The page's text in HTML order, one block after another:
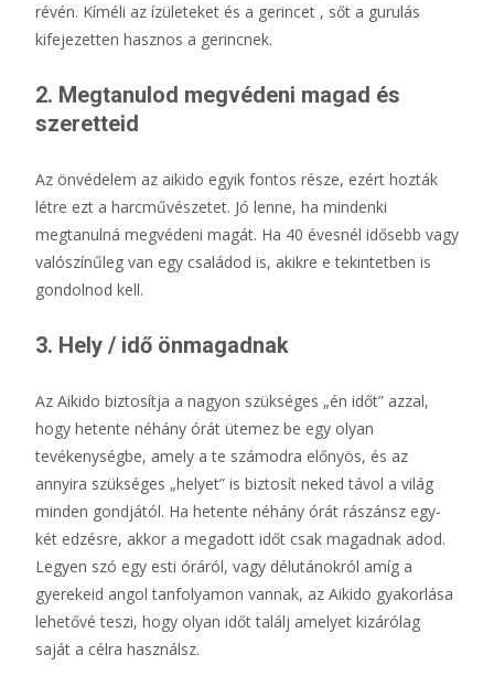
révén. Kíméli az ízületeket és a gerincet , sőt a gurulás
kifejezetten hasznos a gerincnek.
2. Megtanulod megvédeni magad és
szeretteid
Az önvédelem az aikido egyik fontos része, ezért hozták
létre ezt a harcművészetet. Jó lenne, ha mindenki
megtanulná megvédeni magát. Ha 40 évesnél idősebb vagy
valószínűleg van egy családod is, akikre e tekintetben is
gondolnod kell.
3. Hely / idő önmagadnak
Az Aikido biztosítja a nagyon szükséges „én időt” azzal,
hogy hetente néhány órát ütemez be egy olyan
tevékenységbe, amely a te számodra előnyös, és az
annyira szükséges „helyet” is biztosít neked távol a világ
minden gondjától. Ha hetente néhány órát rászánsz egy-
két edzésre, akkor a megadott időt csak magadnak adod.
Legyen szó egy esti óráról, vagy délutánokról amíg a
gyerekeid angol tanfolyamon vannak, az Aikido gyakorlása
lehetővé teszi, hogy olyan időt találj amelyet kizárólag
saját a célra használsz.